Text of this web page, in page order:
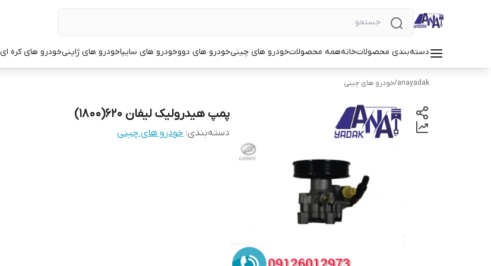
دسته‌بندی محصولاتخانههمه محصولاتخودرو های چینیخودرو های دووخودرو های سایپاخودرو های ژاپنیخودرو های کره ای
anayadak
/خودرو های چینی
پمپ هیدرولیک لیفان 620(1800)
دسته‌بندی: خودرو های چینی